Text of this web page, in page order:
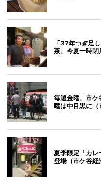
「37年つぎ足
茶、今夏一時閉
毎週金曜、市ケ
曜は中目黒に（
夏季限定「カレ
登場（市ケ谷経